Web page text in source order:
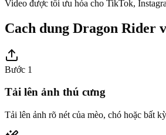
Video được tối ưu hóa cho TikTok,
Cach dung Dragon Rider
Bước 1
Tải lên ảnh thú cưng
Tải lên ảnh rõ nét của mèo, chó hoặc bất